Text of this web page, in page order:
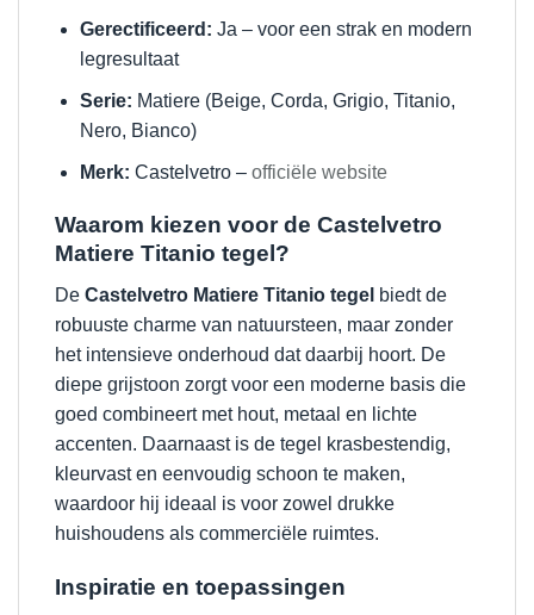
Gerectificeerd: Ja – voor een strak en modern
legresultaat
Serie: Matiere (Beige, Corda, Grigio, Titanio,
Nero, Bianco)
Merk: Castelvetro – officiële website
Waarom kiezen voor de Castelvetro
Matiere Titanio tegel?
De Castelvetro Matiere Titanio tegel biedt de
robuuste charme van natuursteen, maar zonder
het intensieve onderhoud dat daarbij hoort. De
diepe grijstoon zorgt voor een moderne basis die
goed combineert met hout, metaal en lichte
accenten. Daarnaast is de tegel krasbestendig,
kleurvast en eenvoudig schoon te maken,
waardoor hij ideaal is voor zowel drukke
huishoudens als commerciële ruimtes.
Inspiratie en toepassingen